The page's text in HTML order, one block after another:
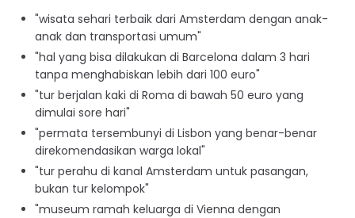
"wisata sehari terbaik dari Amsterdam dengan anak-
anak dan transportasi umum"
"hal yang bisa dilakukan di Barcelona dalam 3 hari
tanpa menghabiskan lebih dari 100 euro"
"tur berjalan kaki di Roma di bawah 50 euro yang
dimulai sore hari"
"permata tersembunyi di Lisbon yang benar-benar
direkomendasikan warga lokal"
"tur perahu di kanal Amsterdam untuk pasangan,
bukan tur kelompok"
"museum ramah keluarga di Vienna dengan